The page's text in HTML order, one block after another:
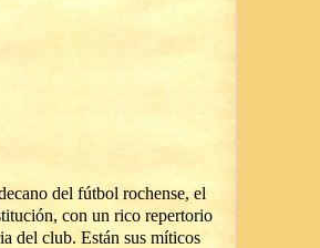
del fútbol rochense, el
con un rico repertorio
del club. Están sus míticos